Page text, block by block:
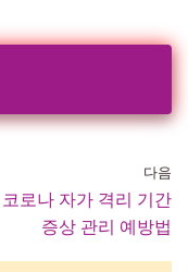
다음
로나 자가 격리 기간
증상 관리 예방법